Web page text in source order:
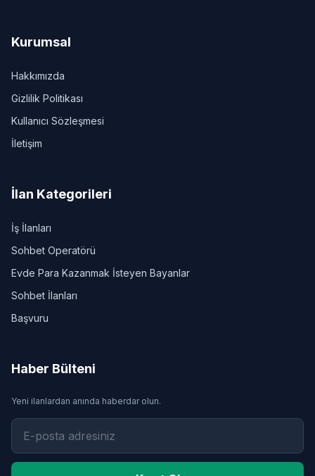
Kurumsal
Hakkımızda
Gizlilik Politikası
Kullanıcı Sözleşmesi
İletişim
İlan Kategorileri
İş İlanları
Sohbet Operatörü
Evde Para Kazanmak İsteyen Bayanlar
Sohbet İlanları
Başvuru
Haber Bülteni
Yeni ilanlardan anında haberdar olun.